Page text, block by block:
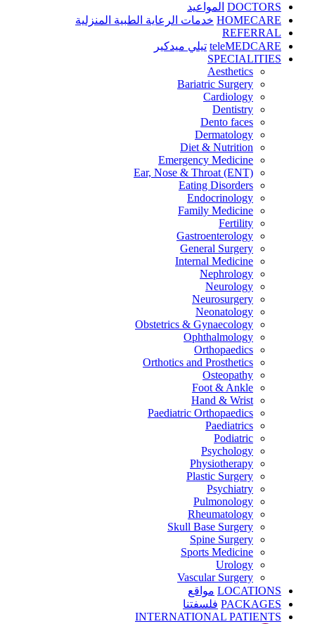
DOCTORS المواعيد
HOMECARE خدمات الرعاية الطبية المنزلية
REFERRAL
teleMEDCARE تيلي ميدكير
SPECIALITIES
Aesthetics
Bariatric Surgery
Cardiology
Dentistry
Dento faces
Dermatology
Diet & Nutrition
Emergency Medicine
Ear, Nose & Throat (ENT)
Eating Disorders
Endocrinology
Family Medicine
Fertility
Gastroenterology
General Surgery
Internal Medicine
Nephrology
Neurology
Neurosurgery
Neonatology
Obstetrics & Gynaecology
Ophthalmology
Orthopaedics
Orthotics and Prosthetics
Osteopathy
Foot & Ankle
Hand & Wrist
Paediatric Orthopaedics
Paediatrics
Podiatric
Psychology
Physiotherapy
Plastic Surgery
Psychiatry
Pulmonology
Rheumatology
Skull Base Surgery
Spine Surgery
Sports Medicine
Urology
Vascular Surgery
LOCATIONS مواقع
PACKAGES فلسفتنا
INTERNATIONAL PATIENTS